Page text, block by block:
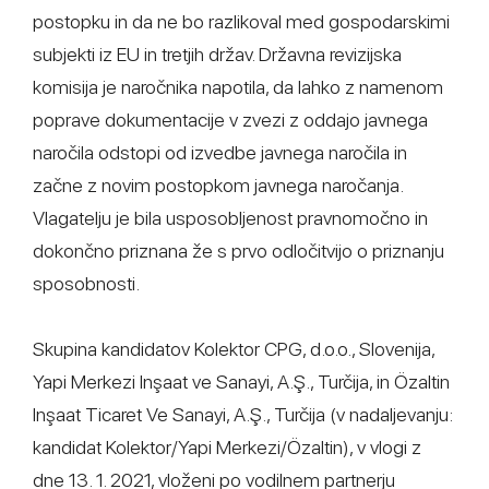
postopku in da ne bo razlikoval med gospodarskimi
subjekti iz EU in tretjih držav. Državna revizijska
komisija je naročnika napotila, da lahko z namenom
poprave dokumentacije v zvezi z oddajo javnega
naročila odstopi od izvedbe javnega naročila in
začne z novim postopkom javnega naročanja.
Vlagatelju je bila usposobljenost pravnomočno in
dokončno priznana že s prvo odločitvijo o priznanju
sposobnosti.
Skupina kandidatov Kolektor CPG, d.o.o., Slovenija,
Yapi Merkezi Inşaat ve Sanayi, A.Ş., Turčija, in Özaltin
Inşaat Ticaret Ve Sanayi, A.Ş., Turčija (v nadaljevanju:
kandidat Kolektor/Yapi Merkezi/Özaltin), v vlogi z
dne 13. 1. 2021, vloženi po vodilnem partnerju